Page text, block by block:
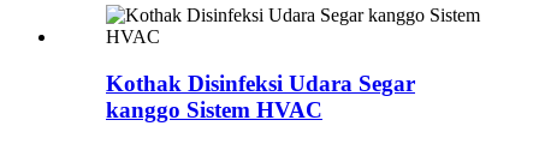
Kothak Disinfeksi Udara Segar
kanggo Sistem HVAC